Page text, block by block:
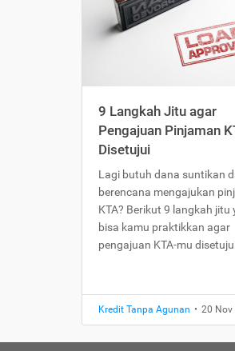
9 Langkah Jitu agar
Pengajuan Pinjaman
Disetujui
Lagi butuh dana suntikan
berencana mengajukan
KTA? Berikut 9 langkah jitu
bisa kamu praktikkan agar
pengajuan KTA-mu
Kredit Tanpa Agunan • 20 Nov